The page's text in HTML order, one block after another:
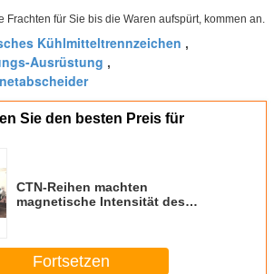
Frachten für Sie bis die Waren aufspürt, kommen an.
Kühlmitteltrennzeichen ,
Ausrüstung ,
Sie den besten Preis für
CTN-Reihen machten
magnetische Intensität des
Fortsetzen